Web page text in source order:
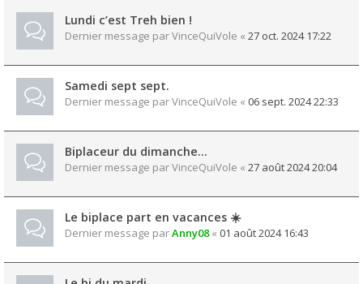
Lundi c’est Treh bien !
Dernier message parVinceQuiVole « 27 oct. 2024 17:22
Samedi sept sept.
Dernier message parVinceQuiVole « 06 sept. 2024 22:33
Biplaceur du dimanche…
Dernier message parVinceQuiVole « 27 août 2024 20:04
Le biplace part en vacances ☀️
Dernier message parAnny08« 01 août 2024 16:43